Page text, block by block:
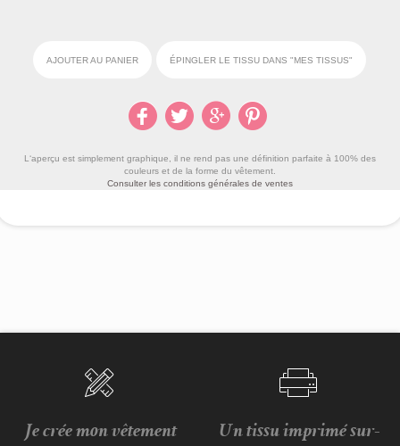
AJOUTER AU PANIER ÉPINGLER LE TISSU DANS "MES TISSUS"
L‘aperçu est simplement graphique, il ne rend pas une définition parfaite à 100% des
couleurs et de la forme du vêtement.
Consulter les conditions générales de ventes
Je crée mon vêtement
Un tissu imprimé sur-